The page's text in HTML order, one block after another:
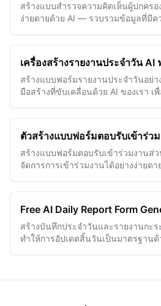
สร้างแบบสำรวจความคิดเห็นผู้ปกครอ
ง่ายดายด้วย AI — รวบรวมข้อมูลที่มีค
เครื่องสร้างรายงานประจำวัน AI
สร้างแบบฟอร์มรายงานประจำวันอย่
มือสร้างที่ขับเคลื่อนด้วย AI ของเรา เพื่
ตัวสร้างแบบฟอร์มตอบรับเข้าร่ว
สร้างแบบฟอร์มตอบรับเข้าร่วมงานส่
จัดการการเข้าร่วมงานได้อย่างง่ายด
Free AI Daily Report Form
สร้างบันทึกประจำวันและรายงานกะ
ทำให้การอัปเดตสิ้นวันเป็นมาตรฐานด้